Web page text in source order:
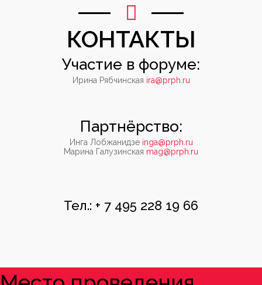
КОНТАКТЫ
Участие в форуме:
Ирина Рябчинская ira@prph.ru
Партнёрство:
Инга Лобжанидзе inga@prph.ru
Марина Галузинская mag@prph.ru
Тел.: + 7 495 228 19 66